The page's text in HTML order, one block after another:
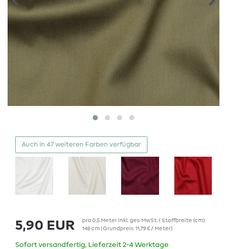
Auch in 47 weiteren Farben verfügbar
5,90 EUR pro0,5 Meterinkl. ges. MwSt. ( Stoffbreite (cm):
148 cm | Grundpreis 11,79 € / Meter)
Sofort versandfertig, Lieferzeit 2-4 Werktage